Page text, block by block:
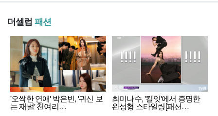
더셀럽 패션
'오싹한 연애' 박은빈, '귀신 보
는 재벌' 천여리…
최미나수, '킬잇'에서 증명한
완성형 스타일링[패션…